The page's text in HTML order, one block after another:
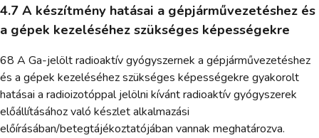
4.7 A készítmény hatásai a gépjárművezetéshez és
a gépek kezeléséhez szükséges képességekre
68 A Ga-jelölt radioaktív gyógyszernek a gépjárművezetéshez
és a gépek kezeléséhez szükséges képességekre gyakorolt
hatásai a radioizotóppal jelölni kívánt radioaktív gyógyszerek
előállításához való készlet alkalmazási
előírásában/betegtájékoztatójában vannak meghatározva.